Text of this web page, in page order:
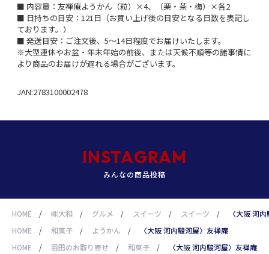
HOME / ㈱大和 / グルメ / スイーツ / スイーツ /
〈大阪 河
HOME
/ 和菓子 / ようかん /
〈大阪 河内駿河屋〉友禅庵
HOME
/ 羽田のお取り寄せ / 和菓子 /
〈大阪 河内駿河屋〉友禅庵
■ 内容量：友禅庵ようかん（粒）×4、（栗・茶・梅）×各2
■ 日持ちの目安：121日（お買い上げ後の目安となる日数を表記し
ております。）
■ 発送目安：ご注文後、5～14日程度でお届けいたします。
※大型連休やお盆・年末年始の前後、または天候不順等の諸事情に
より商品のお届けが遅れる場合がございます。
JAN:2783100002478
INSTAGRAM
みんなの商品投稿